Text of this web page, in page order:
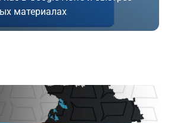
материалах